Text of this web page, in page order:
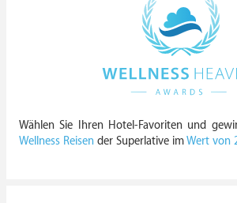
Wählen Sie Ihren Hotel-Favoriten und
Wellness Reisen der Superlative imWert von